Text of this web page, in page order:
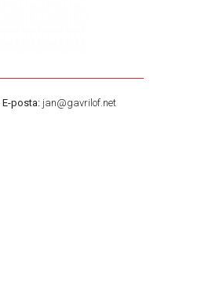
E-posta:jan@gavrilof.net